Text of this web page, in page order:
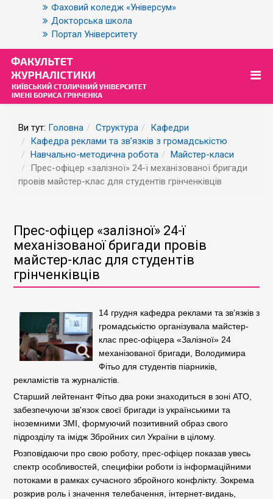
Фаховий коледж «Універсум»
Докторська школа
Портал Університету
Ви тут: Головна Структура
Кафедри
Кафедра реклами та зв’язків з громадськістю
Навчально-методична робота
Майстер-класи
Прес-офіцер «залізної» 24-ї механізованої бригади
провів майстер-клас для студентів грінченківців
Прес-офіцер «залізної» 24-ї
механізованої бригади провів
майстер-клас для студентів
грінченківців
14 грудня кафедра реклами та зв’язків з
громадськістю організувала майстер-
клас прес-офіцера «Залізної» 24
механізованої бригади, Володимира
Фітьо для студентів піарників,
рекламістів та журналістів.
Старший лейтенант Фітьо два роки знаходиться в зоні АТО,
забезпечуючи зв'язок своєї бригади із українськими та
іноземними ЗМІ, формуючий позитивний образ свого
підрозділу та імідж Збройних сил України в цілому.
Розповідаючи про свою роботу, прес-офіцер показав увесь
спектр особливостей, специфіки роботи із інформаційними
потоками в рамках сучасного збройного конфлікту. Зокрема
розкрив роль і значення телебачення, інтернет-видань,